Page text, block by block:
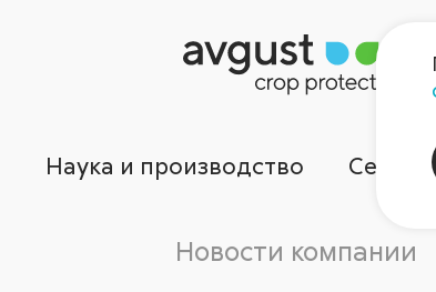
Наука и производство Сервисы
Новости компании